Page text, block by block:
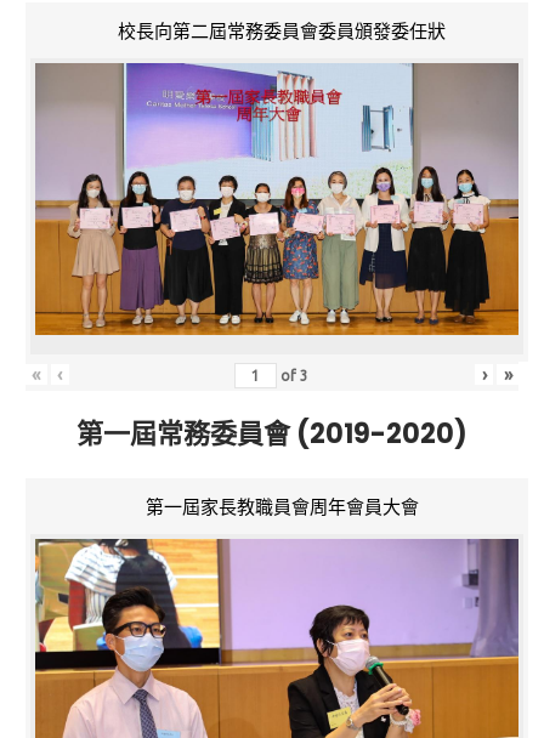
校長向第二屆常務委員會委員頒發委任狀
« ‹ of3 › »
第一屆常務委員會 (2019-2020)
第一屆家長教職員會周年會員大會